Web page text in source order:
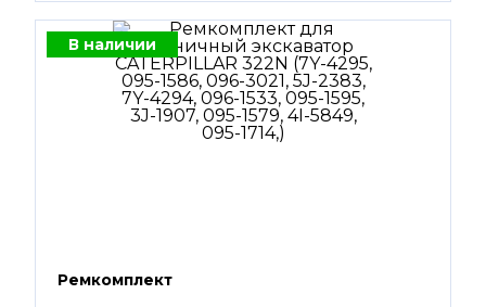
В наличии
Ремкомплект